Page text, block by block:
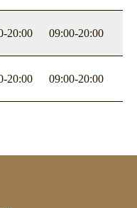
20:00 09:00-20:00
20:00 09:00-20:00